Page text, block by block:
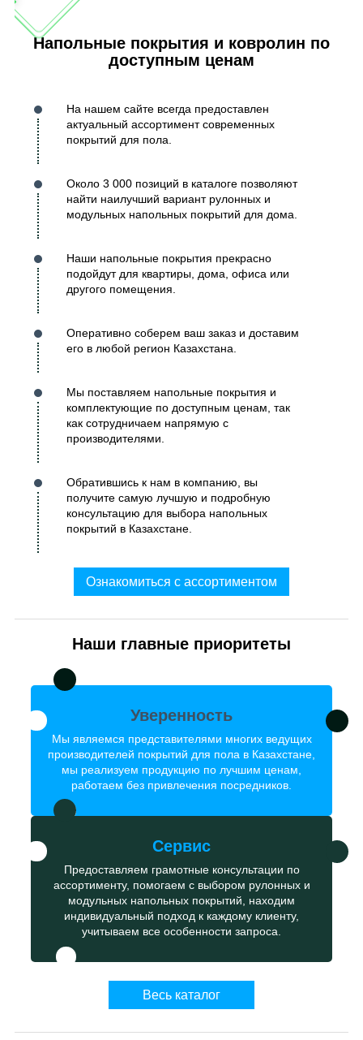
Напольные покрытия и ковролин по
доступным ценам
На нашем сайте всегда предоставлен
актуальный ассортимент современных
покрытий для пола.
Около 3 000 позиций в каталоге позволяют
найти наилучший вариант рулонных и
модульных напольных покрытий для дома.
Наши напольные покрытия прекрасно
подойдут для квартиры, дома, офиса или
другого помещения.
Оперативно соберем ваш заказ и доставим
его в любой регион Казахстана.
Мы поставляем напольные покрытия и
комплектующие по доступным ценам, так
как сотрудничаем напрямую с
производителями.
Обратившись к нам в компанию, вы
получите самую лучшую и подробную
консультацию для выбора напольных
покрытий в Казахстане.
Ознакомиться с ассортиментом
Наши главные приоритеты
Уверенность
Мы являемся представителями многих ведущих
производителей покрытий для пола в Казахстане,
мы реализуем продукцию по лучшим ценам,
работаем без привлечения посредников.
Сервис
Предоставляем грамотные консультации по
ассортименту, помогаем с выбором рулонных и
модульных напольных покрытий, находим
индивидуальный подход к каждому клиенту,
учитываем все особенности запроса.
Весь каталог